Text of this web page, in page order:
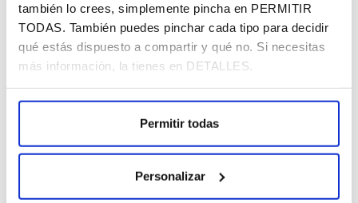
también lo crees, simplemente pincha en PERMITIR
TODAS. También puedes pinchar cada tipo para decidir
qué estás dispuesto a compartir y qué no. Si necesitas
más información, la tienes en DETALLES.
Permitir todas
Personalizar
La temporada navideña es un momento mágico y
emocionante del año en el que las empresas tienen la
oportunidad de...
leer más